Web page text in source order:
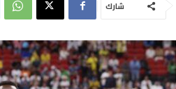
شارك